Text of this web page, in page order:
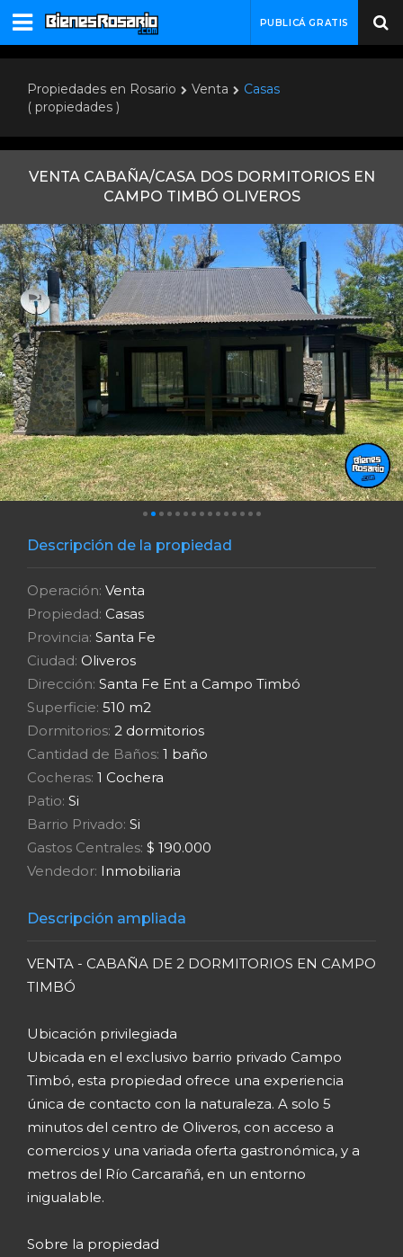
PUBLICÁ GRATIS
Propiedades en Rosario Venta
Casas
( propiedades )
VENTA CABAÑA/CASA DOS DORMITORIOS EN
CAMPO TIMBÓ OLIVEROS
Descripción de la propiedad
Operación: Venta
Propiedad: Casas
Provincia: Santa Fe
Ciudad: Oliveros
Dirección: Santa Fe Ent a Campo Timbó
Superficie: 510 m2
Dormitorios: 2 dormitorios
Cantidad de Baños: 1 baño
Cocheras: 1 Cochera
Patio: Si
Barrio Privado: Si
Gastos Centrales: $ 190.000
Vendedor: Inmobiliaria
Descripción ampliada
VENTA - CABAÑA DE 2 DORMITORIOS EN CAMPO
TIMBÓ
Ubicación privilegiada
Ubicada en el exclusivo barrio privado Campo
Timbó, esta propiedad ofrece una experiencia
única de contacto con la naturaleza. A solo 5
minutos del centro de Oliveros, con acceso a
comercios y una variada oferta gastronómica, y a
metros del Río Carcarañá, en un entorno
inigualable.
Sobre la propiedad